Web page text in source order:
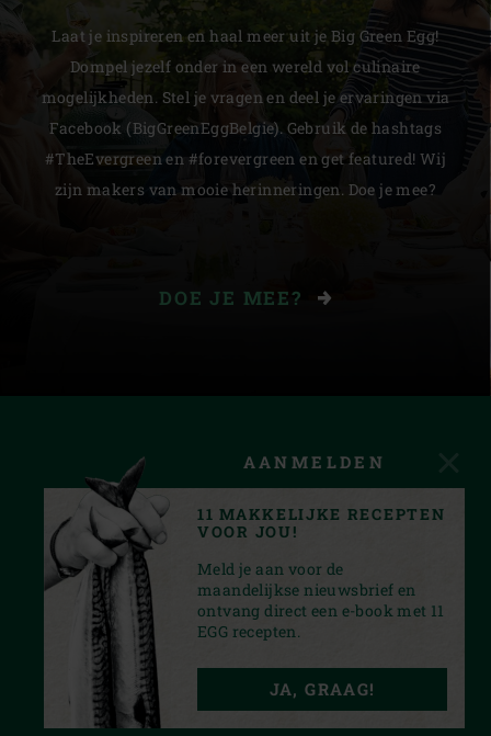
Laat je inspireren en haal meer uit je Big Green Egg!
Dompel jezelf onder in een wereld vol culinaire
mogelijkheden. Stel je vragen en deel je ervaringen via
Facebook (BigGreenEggBelgie). Gebruik de hashtags
#TheEvergreen en #forevergreen en get featured! Wij
zijn makers van mooie herinneringen. Doe je mee?
DOE JE MEE?
PRIVACY STATEMENT
AANMELDEN
11 MAKKELIJKE RECEPTEN
VOOR JOU!
Meld je aan voor de
maandelijkse nieuwsbrief en
ontvang direct een e-book met 11
EGG recepten.
JA, GRAAG!